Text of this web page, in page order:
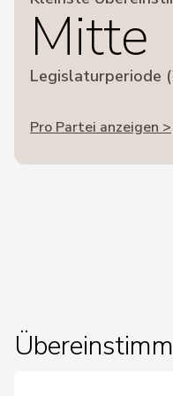
Mitte
Legislaturperiode
Pro Partei anzeigen >